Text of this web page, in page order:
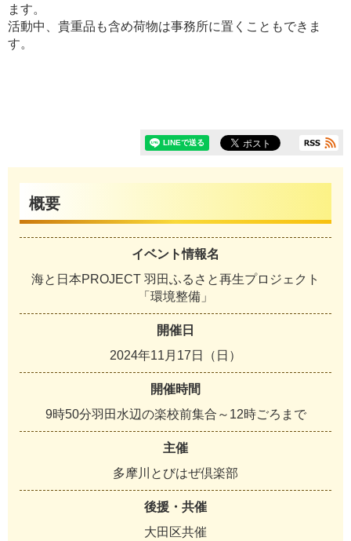
ます。
活動中、貴重品も含め荷物は事務所に置くこともできま
す。
概要
イベント情報名
海と日本PROJECT 羽田ふるさと再生プロジェクト
「環境整備」
開催日
2024年11月17日（日）
開催時間
9時50分羽田水辺の楽校前集合～12時ごろまで
主催
多摩川とびはぜ倶楽部
後援・共催
大田区共催